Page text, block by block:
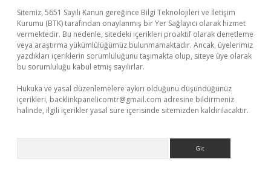
Sitemiz, 5651 Sayılı Kanun gereğince Bilgi Teknolojileri ve İletişim
Kurumu (BTK) tarafından onaylanmış bir Yer Sağlayıcı olarak hizmet
vermektedir. Bu nedenle, sitedeki içerikleri proaktif olarak denetleme
veya araştırma yükümlülüğümüz bulunmamaktadır. Ancak, üyelerimiz
yazdıkları içeriklerin sorumluluğunu taşımakta olup, siteye üye olarak
bu sorumluluğu kabul etmiş sayılırlar.
Hukuka ve yasal düzenlemelere aykırı olduğunu düşündüğünüz
içerikleri, backlinkpanelicomtr@gmail.com adresine bildirmeniz
halinde, ilgili içerikler yasal süre içerisinde sitemizden kaldırılacaktır.